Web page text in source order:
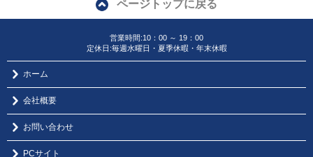
ページトップに戻る
営業時間:10：00 ～ 19：00
定休日:毎週水曜日・夏季休暇・年末休暇
ホーム
会社概要
お問い合わせ
PCサイト